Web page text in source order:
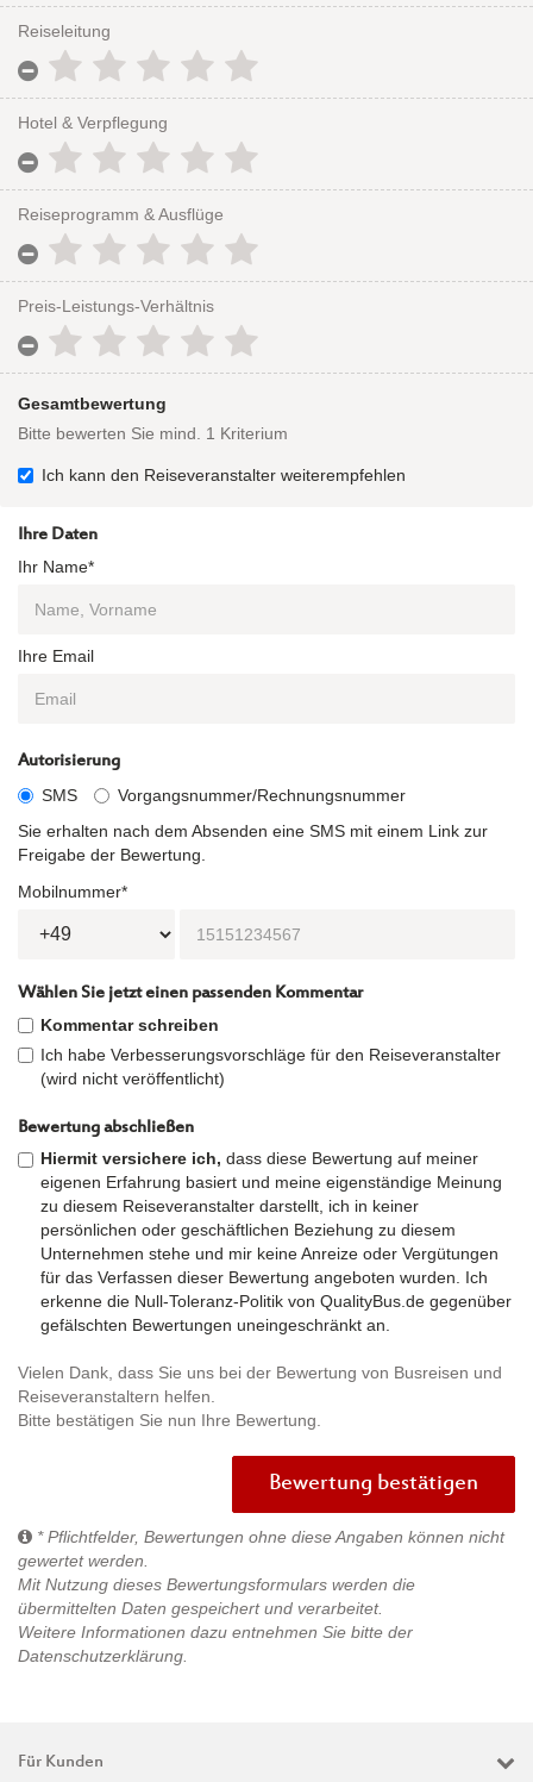
Reiseleitung
Hotel & Verpflegung
Reiseprogramm & Ausflüge
Preis-Leistungs-Verhältnis
Gesamtbewertung
Bitte bewerten Sie mind. 1 Kriterium
Ich kann den Reiseveranstalter weiterempfehlen
Ihre Daten
Ihr Name*
Ihre Email
Autorisierung
SMS
Vorgangsnummer/Rechnungsnummer
Sie erhalten nach dem Absenden eine SMS mit einem Link zur
Freigabe der Bewertung.
Mobilnummer*
Wählen Sie jetzt einen passenden Kommentar
Kommentar schreiben
Ich habe Verbesserungsvorschläge für den Reiseveranstalter
(wird nicht veröffentlicht)
Bewertung abschließen
Hiermit versichere ich, dass diese Bewertung auf meiner
eigenen Erfahrung basiert und meine eigenständige Meinung
zu diesem Reiseveranstalter darstellt, ich in keiner
persönlichen oder geschäftlichen Beziehung zu diesem
Unternehmen stehe und mir keine Anreize oder Vergütungen
für das Verfassen dieser Bewertung angeboten wurden. Ich
erkenne die Null-Toleranz-Politik von QualityBus.de gegenüber
gefälschten Bewertungen uneingeschränkt an.
Vielen Dank, dass Sie uns bei der Bewertung von Busreisen und
Reiseveranstaltern helfen.
Bitte bestätigen Sie nun Ihre Bewertung.
Bewertung bestätigen
* Pflichtfelder, Bewertungen ohne diese Angaben können nicht
gewertet werden.
Mit Nutzung dieses Bewertungsformulars werden die
übermittelten Daten gespeichert und verarbeitet.
Weitere Informationen dazu entnehmen Sie bitte der
Datenschutzerklärung
Für Kunden